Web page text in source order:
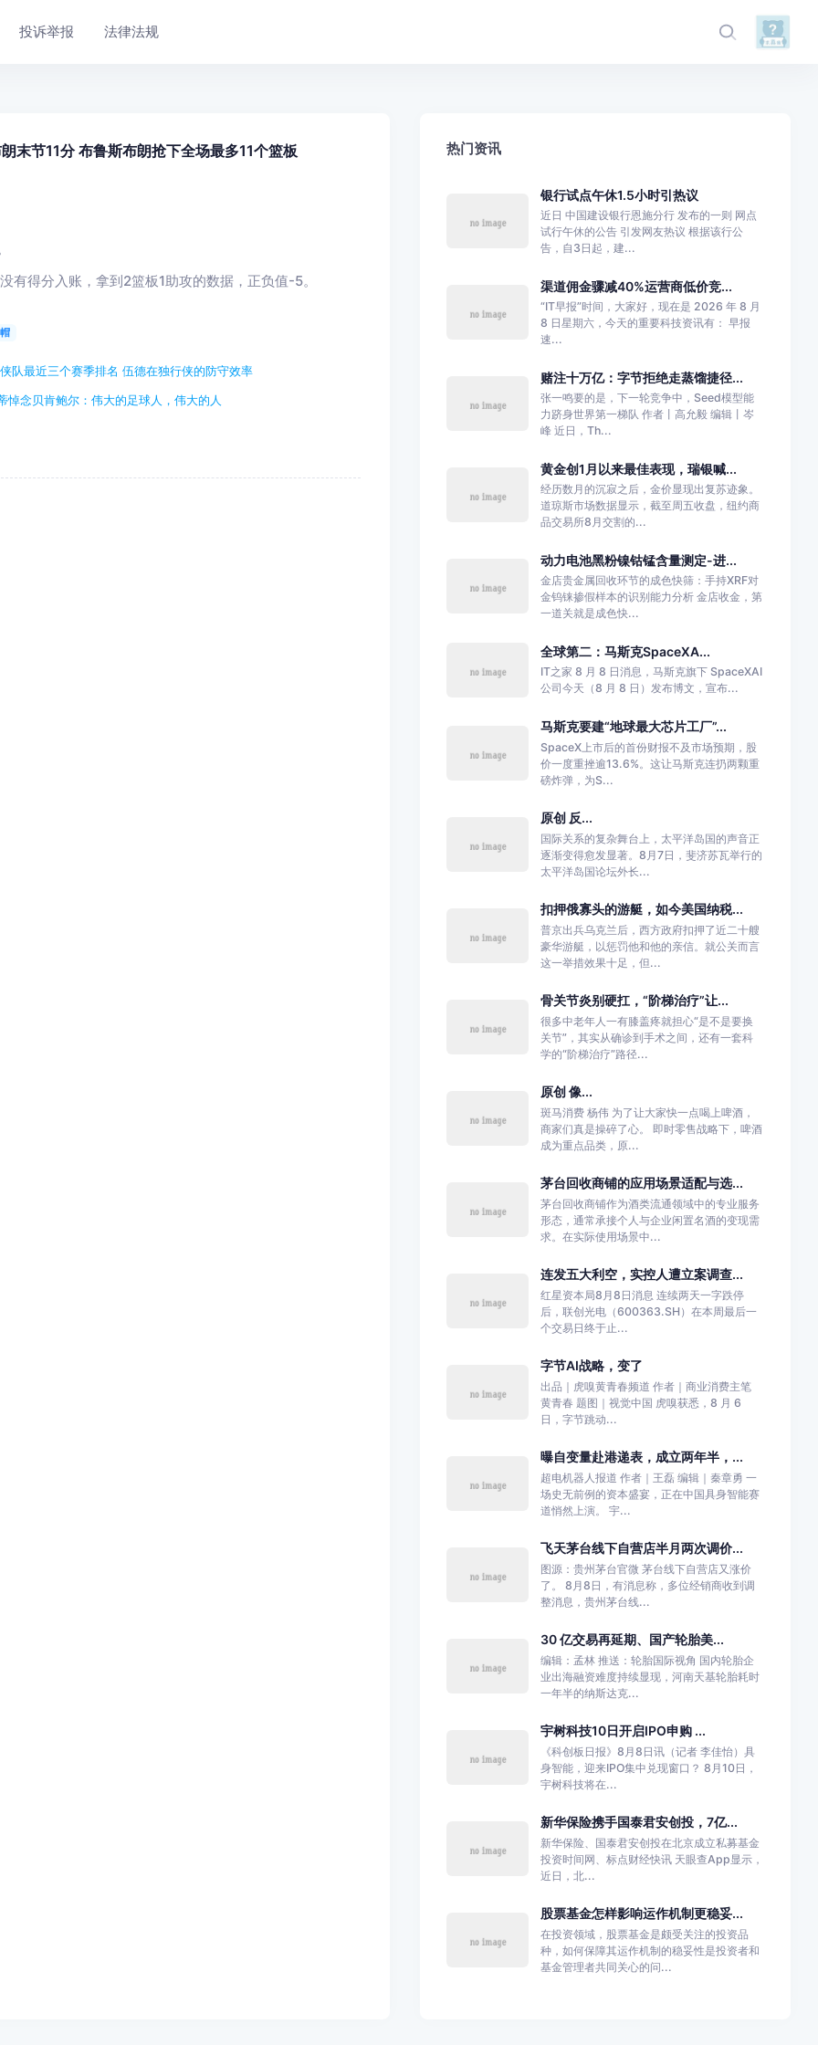
投诉举报 法律法规
末节11分 布鲁斯布朗抢下全场最多11个篮板
得分入账，拿到2篮板1助攻的数据，正负值-5。
队最近三个赛季排名 伍德在独行侠的防守效率
念贝肯鲍尔：伟大的足球人，伟大的人
热门资讯
银行试点午休1.5小时引热议
近日 中国建设银行恩施分行 发布的一则 网点
试行午休的公告 引发网友热议 根据该行公
告，自3日起，建...
渠道佣金骤减40%运营商低价竞...
“IT早报”时间，大家好，现在是 2026 年 8 月
8 日星期六，今天的重要科技资讯有： 早报
速...
赌注十万亿：字节拒绝走蒸馏捷径...
张一鸣要的是，下一轮竞争中，Seed模型能
力跻身世界第一梯队 作者丨高允毅 编辑丨岑
峰 近日，Th...
黄金创1月以来最佳表现，瑞银喊...
经历数月的沉寂之后，金价显现出复苏迹象。
道琼斯市场数据显示，截至周五收盘，纽约商
品交易所8月交割的...
动力电池黑粉镍钴锰含量测定-进...
金店贵金属回收环节的成色快筛：手持XRF对
金钨铼掺假样本的识别能力分析 金店收金，第
一道关就是成色快...
全球第二：马斯克SpaceXA...
IT之家 8 月 8 日消息，马斯克旗下 SpaceXAI
公司今天（8 月 8 日）发布博文，宣布...
马斯克要建“地球最大芯片工厂”...
SpaceX上市后的首份财报不及市场预期，股
价一度重挫逾13.6%。这让马斯克连扔两颗重
磅炸弹，为S...
原创 反...
国际关系的复杂舞台上，太平洋岛国的声音正
逐渐变得愈发显著。8月7日，斐济苏瓦举行的
太平洋岛国论坛外长...
扣押俄寡头的游艇，如今美国纳税...
普京出兵乌克兰后，西方政府扣押了近二十艘
豪华游艇，以惩罚他和他的亲信。就公关而言
这一举措效果十足，但...
骨关节炎别硬扛，“阶梯治疗”让...
很多中老年人一有膝盖疼就担心“是不是要换
关节”，其实从确诊到手术之间，还有一套科
学的“阶梯治疗”路径...
原创 像...
斑马消费 杨伟 为了让大家快一点喝上啤酒，
商家们真是操碎了心。 即时零售战略下，啤酒
成为重点品类，原...
茅台回收商铺的应用场景适配与选...
茅台回收商铺作为酒类流通领域中的专业服务
形态，通常承接个人与企业闲置名酒的变现需
求。在实际使用场景中...
连发五大利空，实控人遭立案调查...
红星资本局8月8日消息 连续两天一字跌停
后，联创光电（600363.SH）在本周最后一
个交易日终于止...
字节AI战略，变了
出品｜虎嗅黄青春频道 作者｜商业消费主笔
黄青春 题图｜视觉中国 虎嗅获悉，8 月 6
日，字节跳动...
曝自变量赴港递表，成立两年半，...
超电机器人报道 作者｜王磊 编辑｜秦章勇 一
场史无前例的资本盛宴，正在中国具身智能赛
道悄然上演。 宇...
飞天茅台线下自营店半月两次调价...
图源：贵州茅台官微 茅台线下自营店又涨价
了。 8月8日，有消息称，多位经销商收到调
整消息，贵州茅台线...
30 亿交易再延期、国产轮胎美...
编辑：孟林 推送：轮胎国际视角 国内轮胎企
业出海融资难度持续显现，河南天基轮胎耗时
一年半的纳斯达克...
宇树科技10日开启IPO申购 ...
《科创板日报》8月8日讯（记者 李佳怡）具
身智能，迎来IPO集中兑现窗口？ 8月10日，
宇树科技将在...
新华保险携手国泰君安创投，7亿...
新华保险、国泰君安创投在北京成立私募基金
投资时间网、标点财经快讯 天眼查App显示，
近日，北...
股票基金怎样影响运作机制更稳妥...
在投资领域，股票基金是颇受关注的投资品
种，如何保障其运作机制的稳妥性是投资者和
基金管理者共同关心的问...